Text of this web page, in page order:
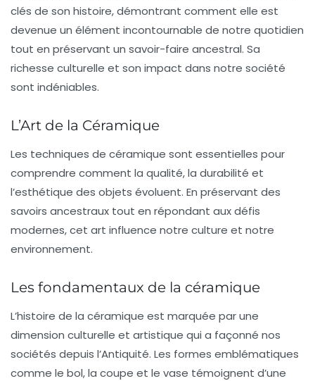
clés de son histoire, démontrant comment elle est
devenue un élément incontournable de notre quotidien
tout en préservant un savoir-faire ancestral. Sa
richesse culturelle et son impact dans notre société
sont indéniables.
L’Art de la Céramique
Les techniques de céramique sont essentielles pour
comprendre comment la qualité, la durabilité et
l’esthétique des objets évoluent. En préservant des
savoirs ancestraux tout en répondant auxdéfis
modernes, cet art influence notre culture et notre
environnement.
Les fondamentaux de la céramique
L’histoire de la céramique est marquée par une
dimension culturelle et artistique qui a façonné nos
sociétés depuis l’Antiquité. Les formes emblématiques
comme le bol, la coupe et le vase témoignent d’une